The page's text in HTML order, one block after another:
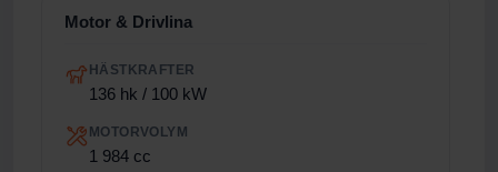
Motor & Drivlina
HÄSTKRAFTER
136 hk / 100 kW
MOTORVOLYM
1 984 cc